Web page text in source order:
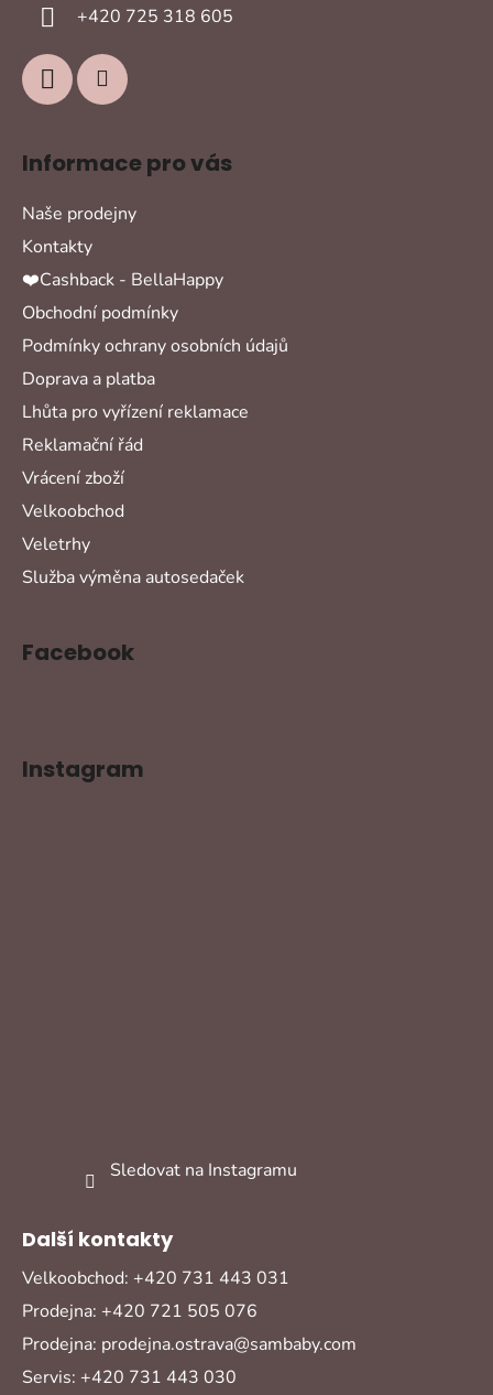
+420 725 318 605
Informace pro vás
Naše prodejny
Kontakty
❤️Cashback - BellaHappy
Obchodní podmínky
Podmínky ochrany osobních údajů
Doprava a platba
Lhůta pro vyřízení reklamace
Reklamační řád
Vrácení zboží
Velkoobchod
Veletrhy
Služba výměna autosedaček
Facebook
Instagram
Sledovat na Instagramu
Další kontakty
Velkoobchod: +420 731 443 031
Prodejna: +420 721 505 076
Prodejna: prodejna.ostrava@sambaby.com
Servis: +420 731 443 030